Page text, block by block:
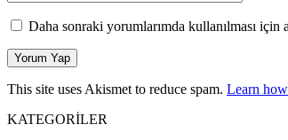
Daha sonraki yorumlarımda kullanılması için
This site uses Akismet to reduce spam. Learn
KATEGORİLER